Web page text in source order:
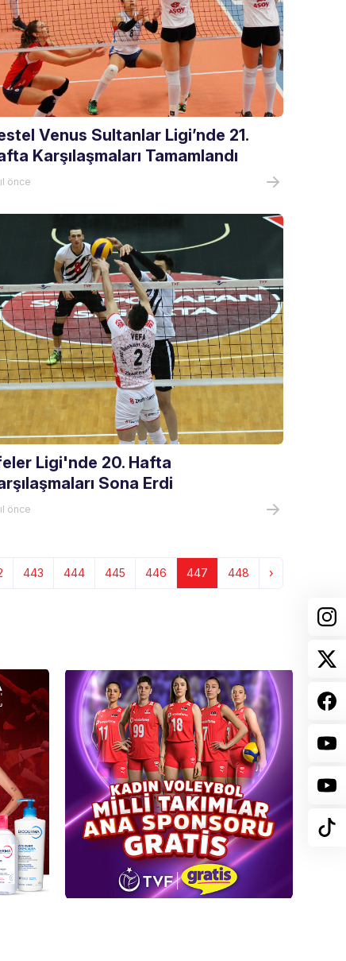
Venus Sultanlar Ligi’nde 21.
Karşılaşmaları Tamamlandı
önce
Ligi'nde 20. Hafta
Sona Erdi
önce
443 444 445 446 447 448 ›